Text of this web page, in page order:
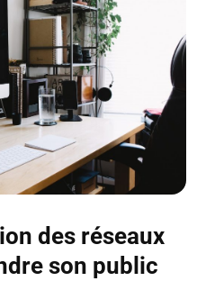
des réseaux
son public